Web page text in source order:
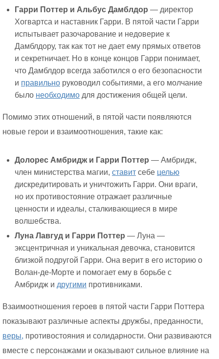
Гарри Поттер и Альбус Дамблдор — директор
Хогвартса и наставник Гарри. В пятой части Гарри
испытывает разочарование и недоверие к
Дамблдору, так как тот не дает ему прямых ответов
и секретничает. Но в конце концов Гарри понимает,
что Дамблдор всегда заботился о его безопасности
и правильно руководил событиями, а его молчание
было необходимо для достижения общей цели.
Помимо этих отношений, в пятой части появляются
новые герои и взаимоотношения, такие как:
Долорес Амбридж и Гарри Поттер — Амбридж,
член министерства магии, ставит себе целью
дискредитировать и уничтожить Гарри. Они враги,
но их противостояние отражает различные
ценности и идеалы, сталкивающиеся в мире
волшебства.
Луна Лавгуд и Гарри Поттер — Луна —
эксцентричная и уникальная девочка, становится
близкой подругой Гарри. Она верит в его историю о
Волан-де-Морте и помогает ему в борьбе с
Амбридж и другими противниками.
Взаимоотношения героев в пятой части Гарри Поттера
показывают различные аспекты дружбы, преданности,
веры, противостояния и солидарности. Они развиваются
вместе с персонажами и оказывают сильное влияние на